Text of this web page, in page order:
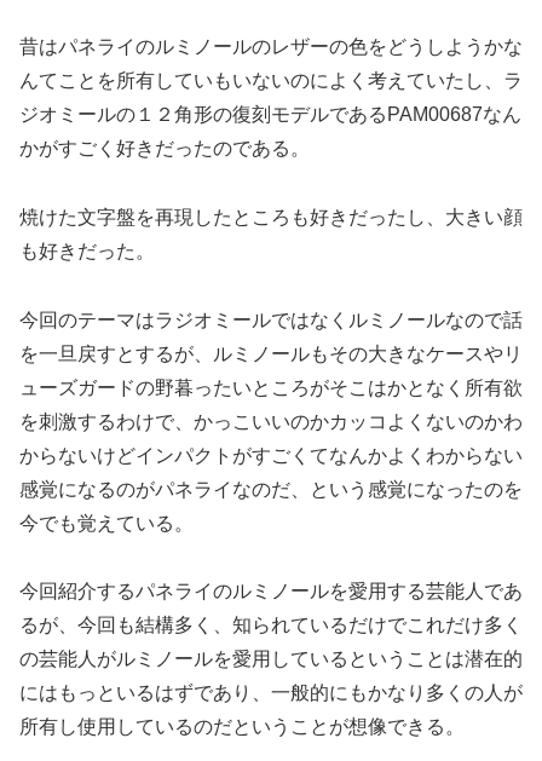
昔はパネライのルミノールのレザーの色をどうしようかな
んてことを所有していもいないのによく考えていたし、ラ
ジオミールの１２角形の復刻モデルであるPAM00687なん
かがすごく好きだったのである。
焼けた文字盤を再現したところも好きだったし、大きい顔
も好きだった。
今回のテーマはラジオミールではなくルミノールなので話
を一旦戻すとするが、ルミノールもその大きなケースやリ
ューズガードの野暮ったいところがそこはかとなく所有欲
を刺激するわけで、かっこいいのかカッコよくないのかわ
からないけどインパクトがすごくてなんかよくわからない
感覚になるのがパネライなのだ、という感覚になったのを
今でも覚えている。
今回紹介するパネライのルミノールを愛用する芸能人であ
るが、今回も結構多く、知られているだけでこれだけ多く
の芸能人がルミノールを愛用しているということは潜在的
にはもっといるはずであり、一般的にもかなり多くの人が
所有し使用しているのだということが想像できる。